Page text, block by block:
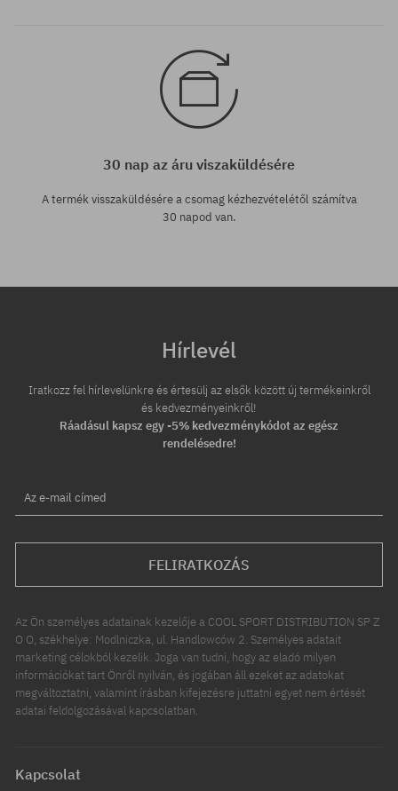
30 nap az áru viszaküldésére
A termék visszaküldésére a csomag kézhezvételétől számítva
30 napod van.
Hírlevél
Iratkozz fel hírlevelünkre és értesülj az elsők között új termékeinkről
és kedvezményeinkről!
Ráadásul kapsz egy -5% kedvezménykódot az egész
rendelésedre!
Az e-mail címed
FELIRATKOZÁS
Az Ön személyes adatainak kezelője a COOL SPORT DISTRIBUTION SP Z
O O, székhelye: Modlniczka, ul. Handlowców 2. Személyes adatait
marketing célokból kezelik. Joga van tudni, hogy az eladó milyen
információkat tart Önről nyilván, és jogában áll ezeket az adatokat
megváltoztatni, valamint írásban kifejezésre juttatni egyet nem értését
adatai feldolgozásával kapcsolatban.
Kapcsolat